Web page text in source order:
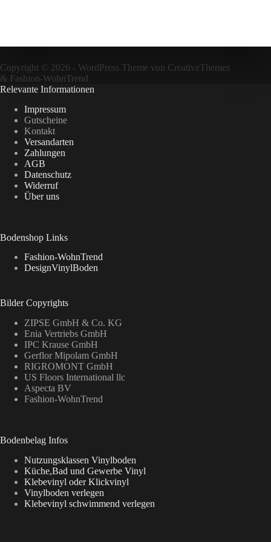
Copyright © 2026 - WordPress Theme von CreativeThemes
& Fashion-WohnTrend
Relevante Informationen
Impressum
Gutscheine
Kontakt
Versandarten
Zahlungen
AGB
Datenschutz
Widerruf
Über uns
Bodenshop Links
Fashion-WohnTrend
DesignVinylBoden
Bilder Copyrights
ZIPSE GmbH & Co. KG
Enia Vertriebs GmbH
IPC Krause GmbH
Gerflor Mipolam GmbH
RIGROMONT GmbH
US Floors International llc
Aspecta BV
Fashion-WohnTrend
Bodenbelag Infos
Nutzungsklassen Vinylboden
Küche,Bad und Gewerbe Vinyl
Klebevinyl oder Klickvinyl
Vinylboden verlegen
Klebevinyl schwimmend verlegen